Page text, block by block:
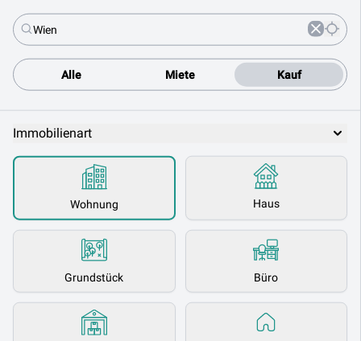
Alle Miete Kauf
Immobilienart
Wohnung Haus
Grundstück Büro